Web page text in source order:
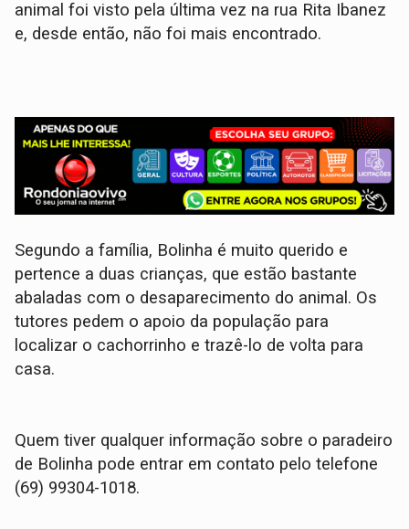
animal foi visto pela última vez na rua Rita Ibanez
e, desde então, não foi mais encontrado.
Segundo a família, Bolinha é muito querido e
pertence a duas crianças, que estão bastante
abaladas com o desaparecimento do animal. Os
tutores pedem o apoio da população para
localizar o cachorrinho e trazê-lo de volta para
casa.
Quem tiver qualquer informação sobre o paradeiro
de Bolinha pode entrar em contato pelo telefone
(69) 99304-1018.